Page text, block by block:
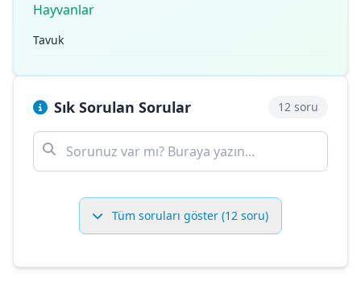
Hayvanlar
Tavuk
Sık Sorulan Sorular 12 soru
Tüm soruları göster (12 soru)